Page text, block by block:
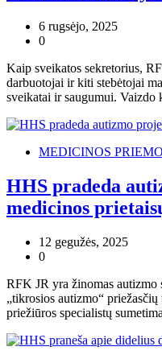
6 rugsėjo, 2025
0
Kaip sveikatos sekretorius,
darbuotojai ir kiti stebėtojai
sveikatai ir saugumui.
MEDICINOS
HHS pradeda
medicinos
12 gegužės, 2025
0
RFK JR yra žinomas autizmo
„tikrosios autizmo“
priežiūros specialistų